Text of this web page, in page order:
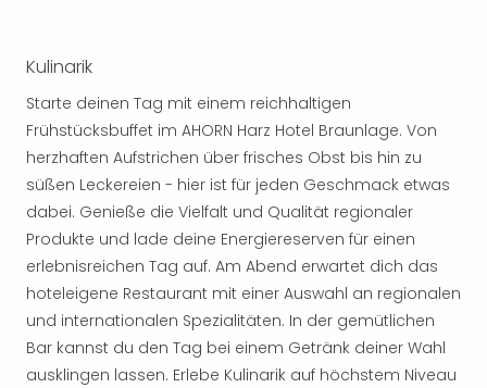
Kulinarik
Starte deinen Tag mit einem reichhaltigen
Frühstücksbuffet im AHORN Harz Hotel Braunlage. Von
herzhaften Aufstrichen über frisches Obst bis hin zu
süßen Leckereien - hier ist für jeden Geschmack etwas
dabei. Genieße die Vielfalt und Qualität regionaler
Produkte und lade deine Energiereserven für einen
erlebnisreichen Tag auf. Am Abend erwartet dich das
hoteleigene Restaurant mit einer Auswahl an regionalen
und internationalen Spezialitäten. In der gemütlichen
Bar kannst du den Tag bei einem Getränk deiner Wahl
ausklingen lassen. Erlebe Kulinarik auf höchstem Niveau